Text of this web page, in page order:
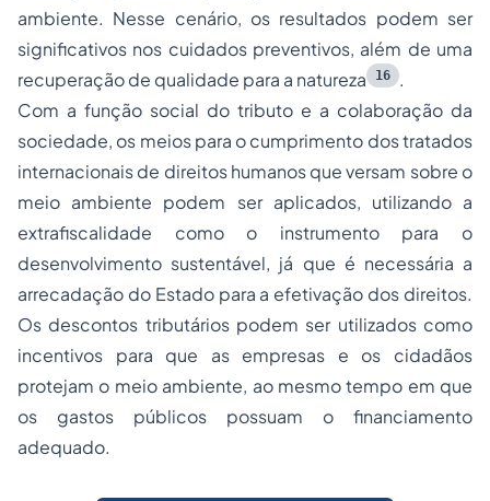
ambiente. Nesse cenário, os resultados podem ser
significativos nos cuidados preventivos, além de uma
recuperação de qualidade para a natureza
16
.
Com a função social do tributo e a colaboração da
sociedade, os meios para o cumprimento dos tratados
internacionais de direitos humanos que versam sobre o
meio ambiente podem ser aplicados, utilizando a
extrafiscalidade como o instrumento para o
desenvolvimento sustentável, já que é necessária a
arrecadação do Estado para a efetivação dos direitos.
Os descontos tributários podem ser utilizados como
incentivos para que as empresas e os cidadãos
protejam o meio ambiente, ao mesmo tempo em que
os gastos públicos possuam o financiamento
adequado.